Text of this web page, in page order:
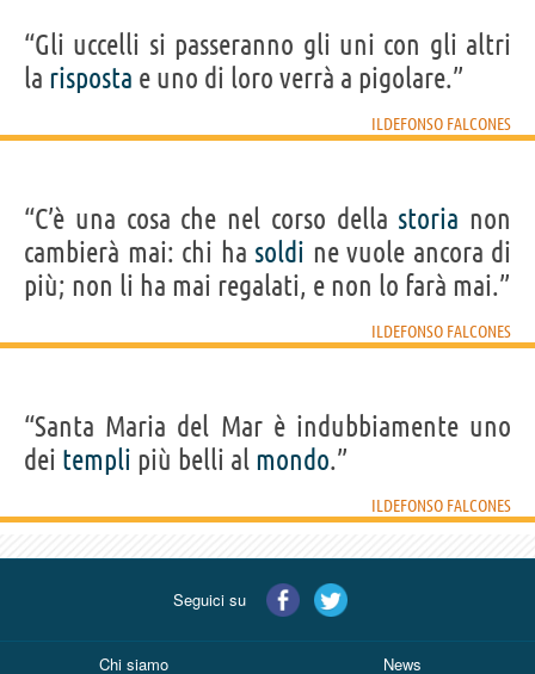
“Gli uccelli si passeranno gli uni con gli altri
la risposta e uno di loro verrà a pigolare.”
ILDEFONSO FALCONES
“C’è una cosa che nel corso della storia non
cambierà mai: chi ha soldi ne vuole ancora di
più; non li ha mai regalati, e non lo farà mai.”
ILDEFONSO FALCONES
“Santa Maria del Mar è indubbiamente uno
dei templi più belli al mondo.”
ILDEFONSO FALCONES
Seguici su
Chi siamo News